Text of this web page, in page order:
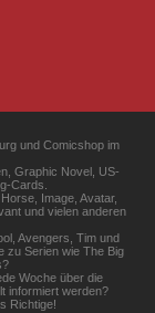
und Comicshop im
Graphic Novel, US-
Cards.
Image, Avatar,
und vielen anderen
Avengers, Tim und
zu Serien wie The Big
Woche über die
informiert werden?
Richtige!